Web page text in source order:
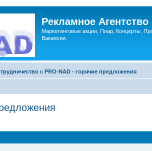
Рекламное
Маркетинговые акции, Пиар, Концерты,
Вакансии.
c PRO-NAD - горячие предложения